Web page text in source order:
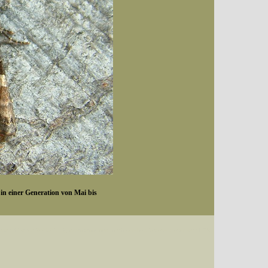
einer Generation von Mai bis